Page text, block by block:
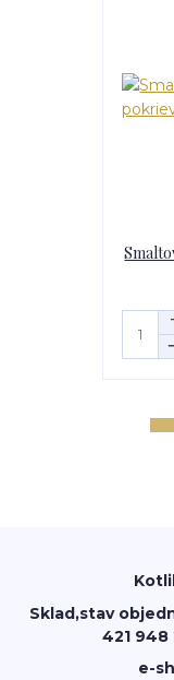
Sklad,stav
421 948
e-